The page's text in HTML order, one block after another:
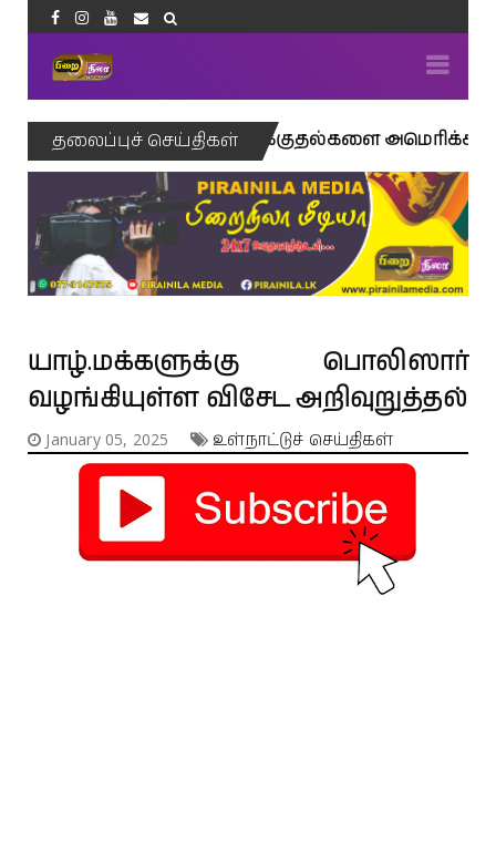
தலைப்புச் செய்திகள்
ஈரான் மீதான தாக்குதல்களை அமெரிக்கா நிறைவு
யாழ்.மக்களுக்கு பொலிஸார்
வழங்கியுள்ள விசேட அறிவுறுத்தல்
January 05, 2025 உள்நாட்டுச் செய்திகள்